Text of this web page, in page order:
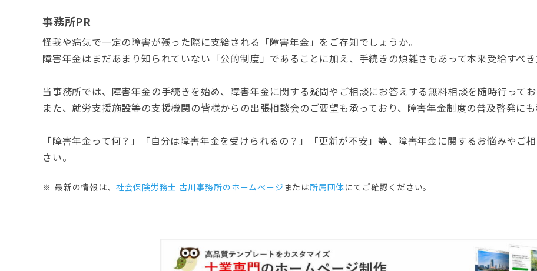
事務所PR
怪我や病気で一定の障害が残った際に支給される「障害年金」をご存知でしょうか。
障害年金はまだあまり知られていない「公的制度」であることに加え、手続きの煩雑さもあって本来受給すべ
当事務所では、障害年金の手続きを始め、障害年金に関する疑問やご相談にお答えする無料相談を随時行ってお
また、就労支援施設等の支援機関の皆様からの出張相談会のご要望も承っており、障害年金制度の普及啓発にも
「障害年金って何？」「自分は障害年金を受けられるの？」「更新が不安」等、障害年金に関するお悩みやご
さい。
最新の情報は、 社会保険労務士 古川事務所のホームぺージ または所属団体にてご確認ください。